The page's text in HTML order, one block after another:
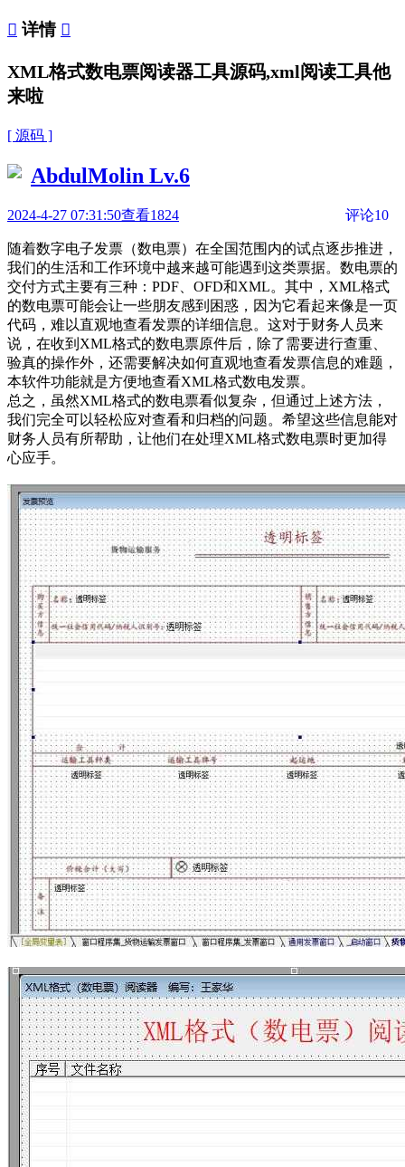
 详情 
XML格式数电票阅读器工具源码,xml阅读工具他
来啦
[ 源码 ]
AbdulMolin Lv.6
2024-4-27 07:31:50查看1824 评论10
随着数字电子发票（数电票）在全国范围内的试点逐步推进，
我们的生活和工作环境中越来越可能遇到这类票据。数电票的
交付方式主要有三种：PDF、OFD和XML。其中，XML格式
的数电票可能会让一些朋友感到困惑，因为它看起来像是一页
代码，难以直观地查看发票的详细信息。这对于财务人员来
说，在收到XML格式的数电票原件后，除了需要进行查重、
验真的操作外，还需要解决如何直观地查看发票信息的难题，
本软件功能就是方便地查看XML格式数电发票。
总之，虽然XML格式的数电票看似复杂，但通过上述方法，
我们完全可以轻松应对查看和归档的问题。希望这些信息能对
财务人员有所帮助，让他们在处理XML格式数电票时更加得
心应手。